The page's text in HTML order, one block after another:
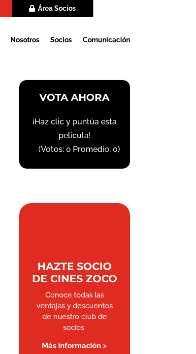
Área Socios
Nosotros Socios Comunicación
VOTA AHORA
¡Haz clic y puntúa esta
película!
(Votos:0 Promedio:0)
HAZTE SOCIO
DE CINES ZOCO
Conoce todas las
ventajas y descuentos
de nuestro club de
socios.
Más información >